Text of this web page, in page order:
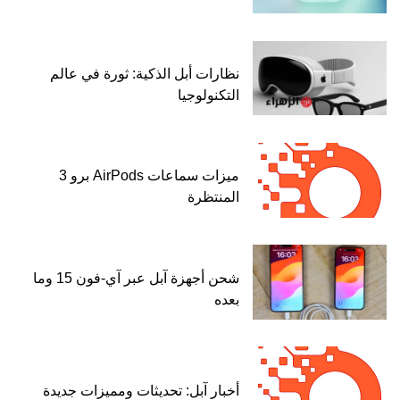
نظارات أبل الذكية: ثورة في عالم
التكنولوجيا
ميزات سماعات AirPods برو 3
المنتظرة
شحن أجهزة آبل عبر آي-فون 15 وما
بعده
أخبار آبل: تحديثات ومميزات جديدة